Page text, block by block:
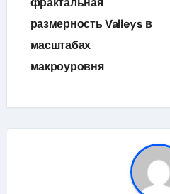
записям
размерность Valleys в
масштабах
макроуровня